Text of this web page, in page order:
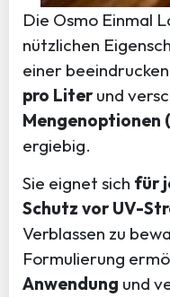
Die Osmo Einmal
nützlichen
einer
pro Literund
Mengenoptionen
ergiebig.
Sie eignet sich für
Schutz vor UV-
Verblassen zu
Formulierung
Anwendung und